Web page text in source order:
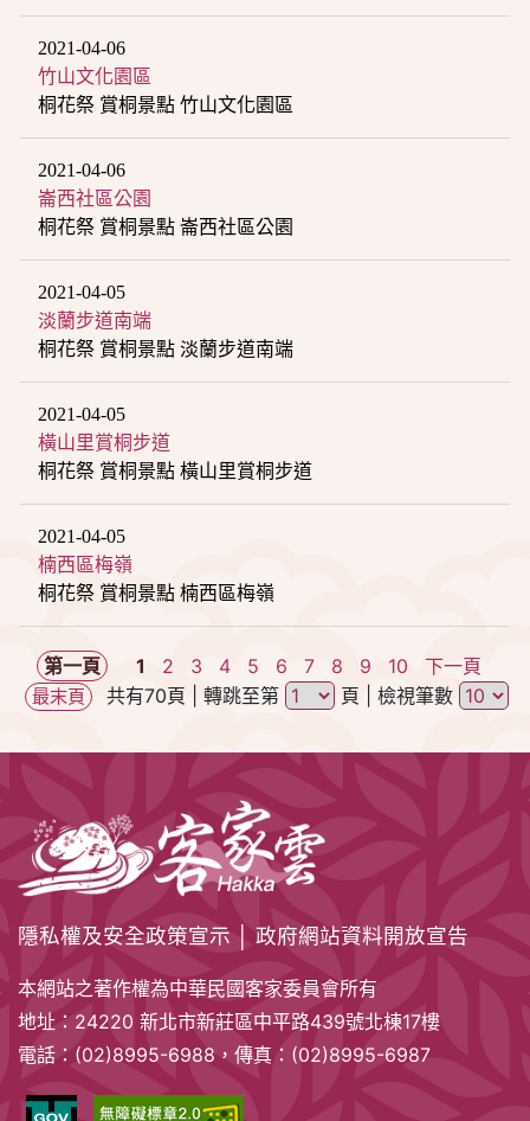
2021-04-06
竹山文化園區
桐花祭 賞桐景點 竹山文化園區
2021-04-06
崙西社區公園
桐花祭 賞桐景點 崙西社區公園
2021-04-05
淡蘭步道南端
桐花祭 賞桐景點 淡蘭步道南端
2021-04-05
橫山里賞桐步道
桐花祭 賞桐景點 橫山里賞桐步道
2021-04-05
楠西區梅嶺
桐花祭 賞桐景點 楠西區梅嶺
第一頁 1 2 3 4 5 6 7 8 9 10 下一頁
最末頁 共有70頁 | 轉跳至第 頁 | 檢視筆數
隱私權及安全政策宣示 政府網站資料開放宣告
本網站之著作權為中華民國客家委員會所有
地址：24220 新北市新莊區中平路439號北棟17樓
電話：(02)8995-6988，傳真：(02)8995-6987